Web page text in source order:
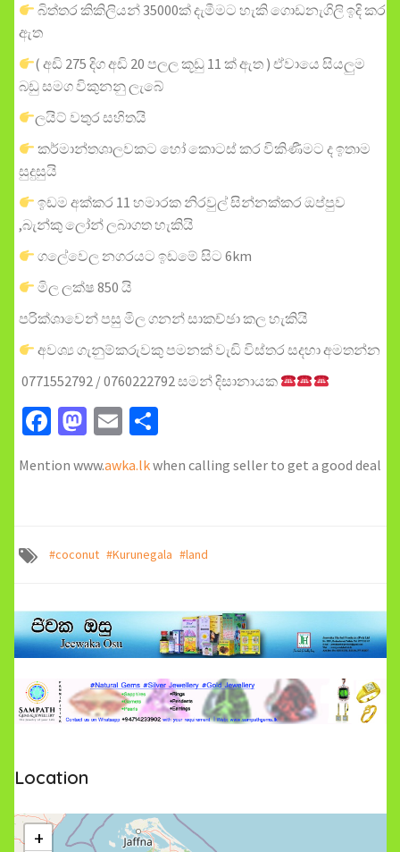
බිත්තර කිකිලියන් 35000ක් දැමීමට හැකි ගොඩනැගිලි ඉදි කර
ඇත
( අඩි 275 දිග අඩි 20 පලල කූඩු 11 ක් ඇත ) ඒවායෙ සියලුම
බඩු සමග විකුනනු ලැබේ
ලයිට් වතුර සහිතයි
කර්මාන්තශාලවකට හෝ කොටස් කර විකිණීමට ද ඉතාම
සුදුසුයි
ඉඩම අක්කර 11 හමාරක නිරවුල් සින්නක්කර ඔප්පුව
,බැන්කු ලෝන් ලබාගත හැකියි
ගලේවෙල නගරයට ඉඩමේ සිට 6km
මිල ලක්ෂ 850 යි
පරික්ශාවෙන් පසු මිල ගනන් සාකච්ඡා කල හැකියි
අවශ්‍ය ගැනුම්කරුවකු පමනක් වැඩි විස්තර සදහා අමතන්න
0771552792 / 0760222792 සමන් දිසානායක
Facebook
Mastodon
Email
Mention www.awka.lkwhen calling seller to get a good deal
#coconut #Kurunegala #land
Location
+